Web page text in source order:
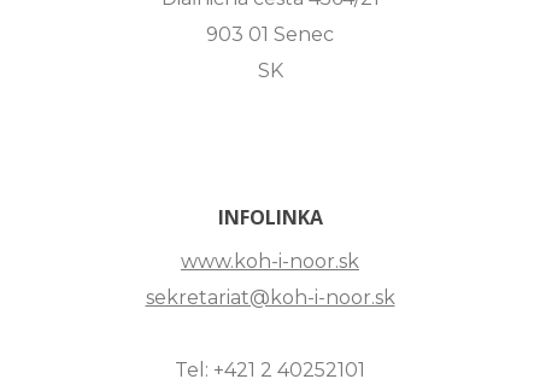
903 01 Senec
SK
INFOLINKA
www.koh-i-noor.sk
sekretariat@koh-i-noor.sk
Tel: +421 2 40252101